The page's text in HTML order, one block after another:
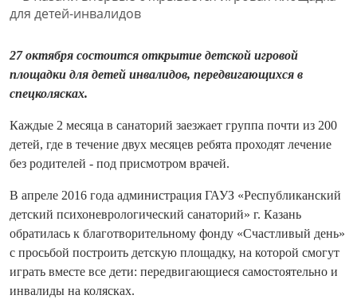
27 октября состоится открытие детской игровой
площадки для детей инвалидов, передвигающихся в
спецколясках.
Каждые 2 месяца в санаторий заезжает группа почти из 200
детей, где в течение двух месяцев ребята проходят лечение
без родителей - под присмотром врачей.
В апреле 2016 года администрация ГАУЗ «Республиканский
детский психоневрологический санаторий» г. Казань
обратилась к благотворительному фонду «Счастливый день»
с просьбой построить детскую площадку, на которой смогут
играть вместе все дети: передвигающиеся самостоятельно и
инвалиды на колясках.